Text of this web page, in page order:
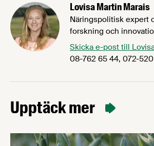
Lovisa Martin Marais
Näringspolitisk expert
forskning och
Skicka e-post till
08-762 65 44, 072-
Upptäck mer